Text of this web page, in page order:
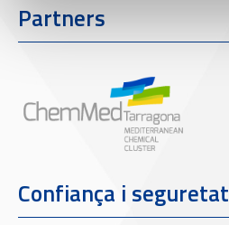
Partners
Confiança i seguretat